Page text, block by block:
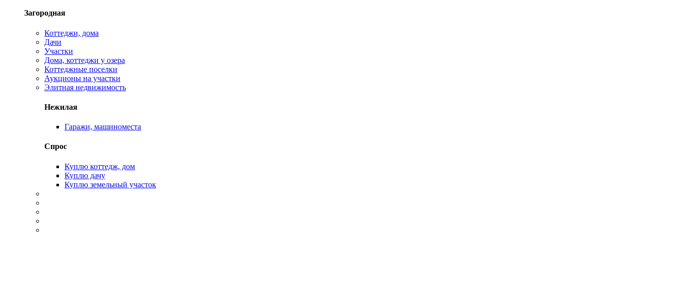
Загородная
Коттеджи, дома
Дачи
Участки
Дома, коттеджи у озера
Коттеджные поселки
Аукционы на участки
Элитная недвижимость
Нежилая
Гаражи, машиноместа
Спрос
Куплю коттедж, дом
Куплю дачу
Куплю земельный участок